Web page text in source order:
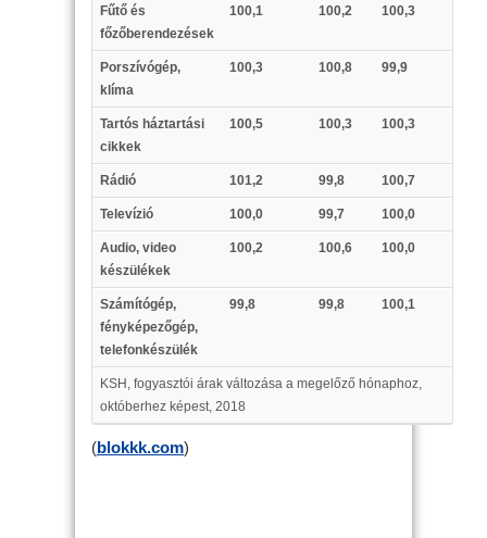
Fűtő és
főzőberendezések
100,1 100,2 100,3
Porszívógép,
klíma
100,3 100,8 99,9
Tartós háztartási
cikkek
100,5 100,3 100,3
Rádió 101,2 99,8 100,7
Televízió 100,0 99,7 100,0
Audio, video
készülékek
100,2 100,6 100,0
Számítógép,
fényképezőgép,
telefonkészülék
99,8 99,8 100,1
KSH, fogyasztói árak változása a megelőző hónaphoz,
októberhez képest, 2018
(blokkk.com)